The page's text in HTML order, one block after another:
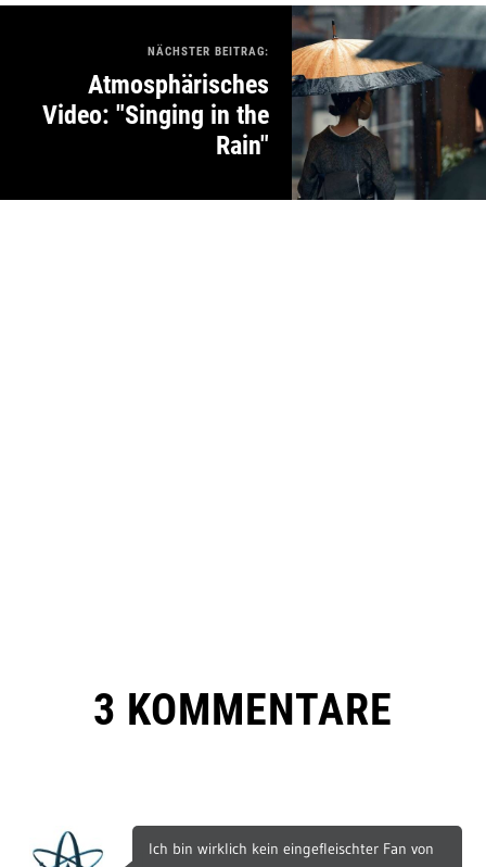
NÄCHSTER BEITRAG:
Atmosphärisches
Video: "Singing in the
Rain"
3 KOMMENTARE
Ich bin wirklich kein eingefleischter Fan von